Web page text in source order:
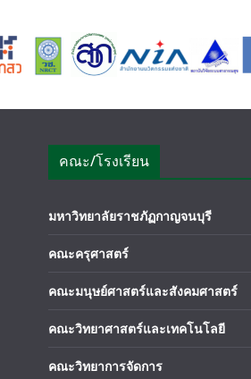
คณะ/โรงเรียน
มหาวิทยาลัยราชภัฏกาญจนบุรี
คณะครุศาสตร์
คณะมนุษย์ศาสตร์และสังคมศาสตร์
คณะวิทยาศาสตร์และเทคโนโลยี
คณะวิทยาการจัดการ